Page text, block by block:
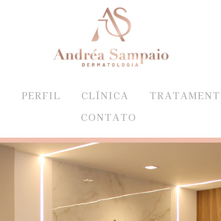
PERFIL CLÍNICA
CONTATO